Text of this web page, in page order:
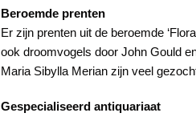
Beroemde prenten
Er zijn prenten uit de beroemde
ook droomvogels door John Gould
Maria Sibylla Merian zijn veel
Gespecialiseerd antiquariaat